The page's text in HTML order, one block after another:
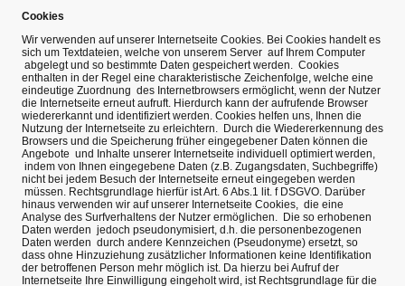
Cookies
Wir verwenden auf unserer Internetseite Cookies. Bei Cookies handelt es
sich um Textdateien, welche von unserem Server auf Ihrem Computer
abgelegt und so bestimmte Daten gespeichert werden. Cookies
enthalten in der Regel eine charakteristische Zeichenfolge, welche eine
eindeutige Zuordnung des Internetbrowsers ermöglicht, wenn der Nutzer
die Internetseite erneut aufruft. Hierdurch kann der aufrufende Browser
wiedererkannt und identifiziert werden. Cookies helfen uns, Ihnen die
Nutzung der Internetseite zu erleichtern. Durch die Wiedererkennung des
Browsers und die Speicherung früher eingegebener Daten können die
Angebote und Inhalte unserer Internetseite individuell optimiert werden,
indem von Ihnen eingegebene Daten (z.B. Zugangsdaten, Suchbegriffe)
nicht bei jedem Besuch der Internetseite erneut eingegeben werden
müssen. Rechtsgrundlage hierfür ist Art. 6 Abs.1 lit. f DSGVO. Darüber
hinaus verwenden wir auf unserer Internetseite Cookies, die eine
Analyse des Surfverhaltens der Nutzer ermöglichen. Die so erhobenen
Daten werden jedoch pseudonymisiert, d.h. die personenbezogenen
Daten werden durch andere Kennzeichen (Pseudonyme) ersetzt, so
dass ohne Hinzuziehung zusätzlicher Informationen keine Identifikation
der betroffenen Person mehr möglich ist. Da hierzu bei Aufruf der
Internetseite Ihre Einwilligung eingeholt wird, ist Rechtsgrundlage für die